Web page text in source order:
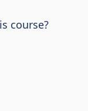
course?